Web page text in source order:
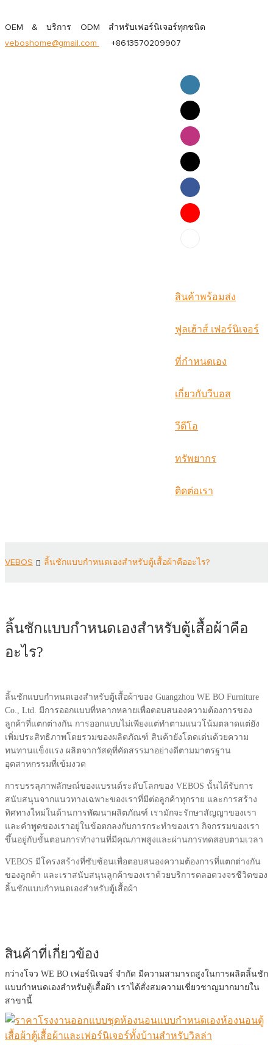
OEM & บริการ ODM สำหรับเฟอร์นิเจอร์ทุกชนิด
veboshome@gmail.com
+8613570209907
English
Pilipino
ภาษาไทย
日语
italiano
français
العربية
สินค้าพร้อมส่ง
ฟูลเฮ้าส์ เฟอร์นิเจอร์
ที่กำหนดเอง
เกี่ยวกับวีบอส
วีดีโอ
ทรัพยากร
ติดต่อเรา
VEBOS ลิ้นชักแบบกำหนดเองสำหรับตู้เสื้อผ้าคืออะไร?
ลิ้นชักแบบกำหนดเองสำหรับตู้เสื้อผ้าคือ
อะไร?
ลิ้นชักแบบกำหนดเองสำหรับตู้เสื้อผ้าของ Guangzhou WE BO Furniture
Co., Ltd. มีการออกแบบที่หลากหลายเพื่อตอบสนองความต้องการของ
ลูกค้าที่แตกต่างกัน การออกแบบไม่เพียงแต่ทำตามแนวโน้มตลาดแต่ยัง
เพิ่มประสิทธิภาพโดยรวมของผลิตภัณฑ์ สินค้ายังโดดเด่นด้วยความ
ทนทานแข็งแรง ผลิตจากวัสดุที่คัดสรรมาอย่างดีตามมาตรฐาน
อุตสาหกรรมที่เข้มงวด
การบรรลุภาพลักษณ์ของแบรนด์ระดับโลกของ VEBOS นั้นได้รับการ
สนับสนุนจากแนวทางเฉพาะของเราที่มีต่อลูกค้าทุกราย และการสร้าง
ทิศทางใหม่ในด้านการพัฒนาผลิตภัณฑ์ เรามักจะรักษาสัญญาของเรา
และคำพูดของเราอยู่ในข้อตกลงกับการกระทำของเรา กิจกรรมของเรา
ขึ้นอยู่กับขั้นตอนการทำงานที่มีคุณภาพสูงและผ่านการทดสอบตามเวลา
VEBOS มีโครงสร้างที่ซับซ้อนเพื่อตอบสนองความต้องการที่แตกต่างกัน
ของลูกค้า และเราสนับสนุนลูกค้าของเราด้วยบริการตลอดวงจรชีวิตของ
ลิ้นชักแบบกำหนดเองสำหรับตู้เสื้อผ้า
สินค้าที่เกี่ยวข้อง
กว่างโจว WE BO เฟอร์นิเจอร์ จำกัด มีความสามารถสูงในการผลิตลิ้นชัก
แบบกำหนดเองสำหรับตู้เสื้อผ้า เราได้สั่งสมความเชี่ยวชาญมากมายใน
สาขานี้